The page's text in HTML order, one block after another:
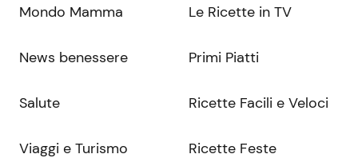
Mondo Mamma
News benessere
Salute
Viaggi e Turismo
Le Ricette in TV
Primi Piatti
Ricette Facili e Veloci
Ricette Feste